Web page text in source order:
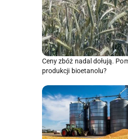
Ceny zbóż nadal dołują.
produkcji bioetanolu?